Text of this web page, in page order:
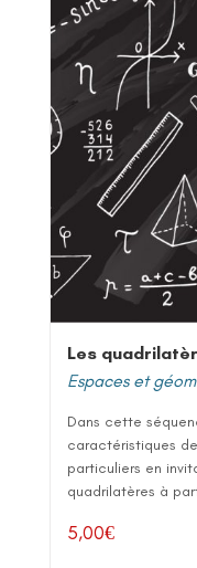
Les
Espaces et
Dans cette
caractéristiques
particuliers en
quadrilatères à
5,00€